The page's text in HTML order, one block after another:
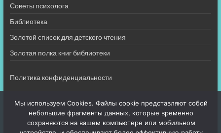
Советы психолога
Библиотека
Золотой список для детского чтения
Золотая полка книг библиотеки
Политика конфиденциальности
Мы используем Cookies. Файлы cookie представляют собой
небольшие фрагменты данных, которые временно
сохраняются на вашем компьютере или мобильном